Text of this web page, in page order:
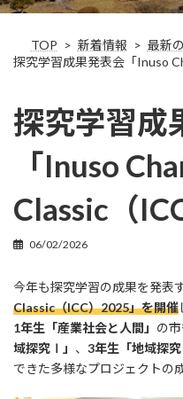
TOP 新着情報
最新
探究学習成果発表会「Inuso
探究学習成
「Inuso
Classic（
06/02/2026
今年も探究学習の成果を発表
Classic（ICC）2025」を開催
1年生「産業社会と人間」 の
域探究Ⅰ」 、 3年生「地域探究
できた多様なプロジェクトの